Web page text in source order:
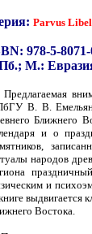
Parvus
978-5-
М.:
Предлагаемая
В. В.
Ближнего
и о
народов
и
выдвигается
Востока.